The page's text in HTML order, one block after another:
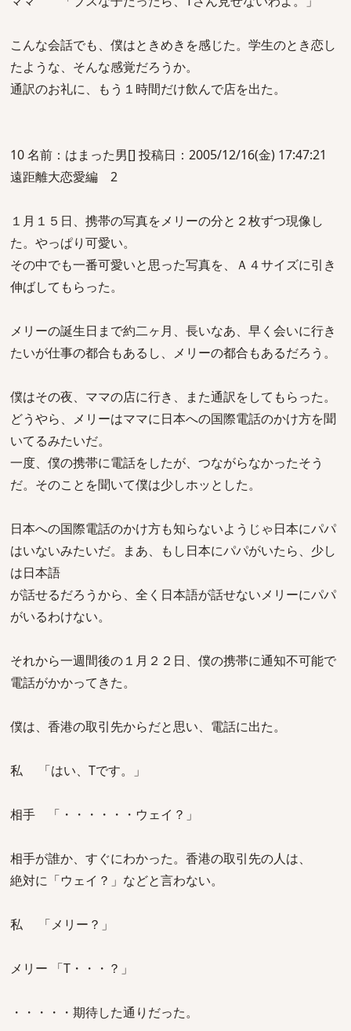
こんな会話でも、僕はときめきを感じた。学生のとき恋し
たような、そんな感覚だろうか。
通訳のお礼に、もう１時間だけ飲んで店を出た。
10 名前：はまった男[] 投稿日：2005/12/16(金) 17:47:21
遠距離大恋愛編 2
１月１５日、携帯の写真をメリーの分と２枚ずつ現像し
た。やっぱり可愛い。
その中でも一番可愛いと思った写真を、Ａ４サイズに引き
伸ばしてもらった。
メリーの誕生日まで約二ヶ月、長いなあ、早く会いに行き
たいが仕事の都合もあるし、メリーの都合もあるだろう。
僕はその夜、ママの店に行き、また通訳をしてもらった。
どうやら、メリーはママに日本への国際電話のかけ方を聞
いてるみたいだ。
一度、僕の携帯に電話をしたが、つながらなかったそう
だ。そのことを聞いて僕は少しホッとした。
日本への国際電話のかけ方も知らないようじゃ日本にパパ
はいないみたいだ。まあ、もし日本にパパがいたら、少し
は日本語
が話せるだろうから、全く日本語が話せないメリーにパパ
がいるわけない。
それから一週間後の１月２２日、僕の携帯に通知不可能で
電話がかかってきた。
僕は、香港の取引先からだと思い、電話に出た。
私 「はい、Tです。」
相手 「・・・・・・ウェイ？」
相手が誰か、すぐにわかった。香港の取引先の人は、
絶対に「ウェイ？」などと言わない。
私 「メリー？」
メリー 「T・・・？」
・・・・・期待した通りだった。